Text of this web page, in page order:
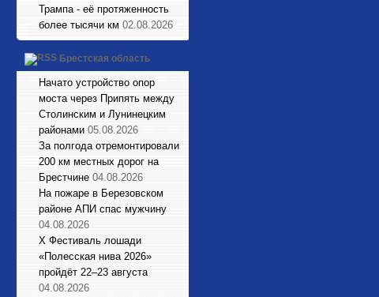
Трампа - её протяженность
более тысячи км 02.08.2026
Брестская область
Начато устройство опор
моста через Припять между
Столинским и Лунинецким
районами 05.08.2026
За полгода отремонтировали
200 км местных дорог на
Брестчине 04.08.2026
На пожаре в Березовском
районе АПИ спас мужчину
04.08.2026
X Фестиваль лошади
«Полесская нива 2026»
пройдёт 22–23 августа
04.08.2026